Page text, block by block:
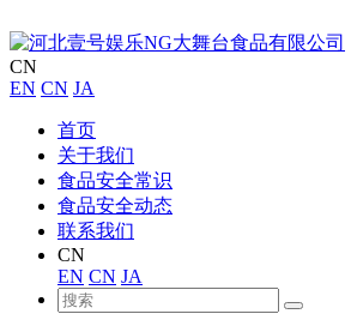
CN
EN CN JA
首页
关于我们
食品安全常识
食品安全动态
联系我们
CN
EN CN JA